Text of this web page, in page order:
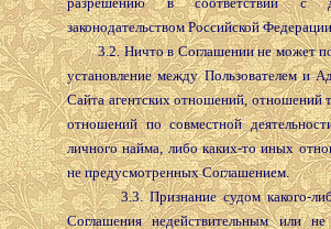
законодательством Российской
3.2. Ничто в Соглашении не может
установление между Пользователем и
Сайта агентских отношений, отношений
отношений по совместной
личного найма, либо каких-то иных
не предусмотренных Соглашением.
3.3. Признание судом какого-
Соглашения недействительным или